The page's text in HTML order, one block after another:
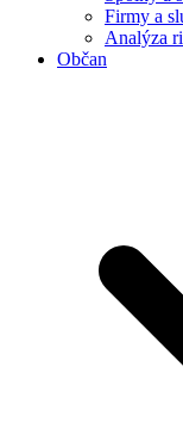
Firmy a
Analýza
Občan